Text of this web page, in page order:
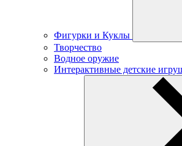
Фигурки и Куклы
Творчество
Водное оружие
Интерактивные детские